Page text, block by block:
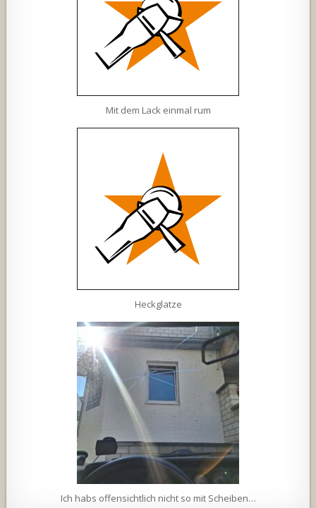
Mit dem Lack einmal rum
Heckglatze
Ich habs offensichtlich nicht so mit Scheiben…